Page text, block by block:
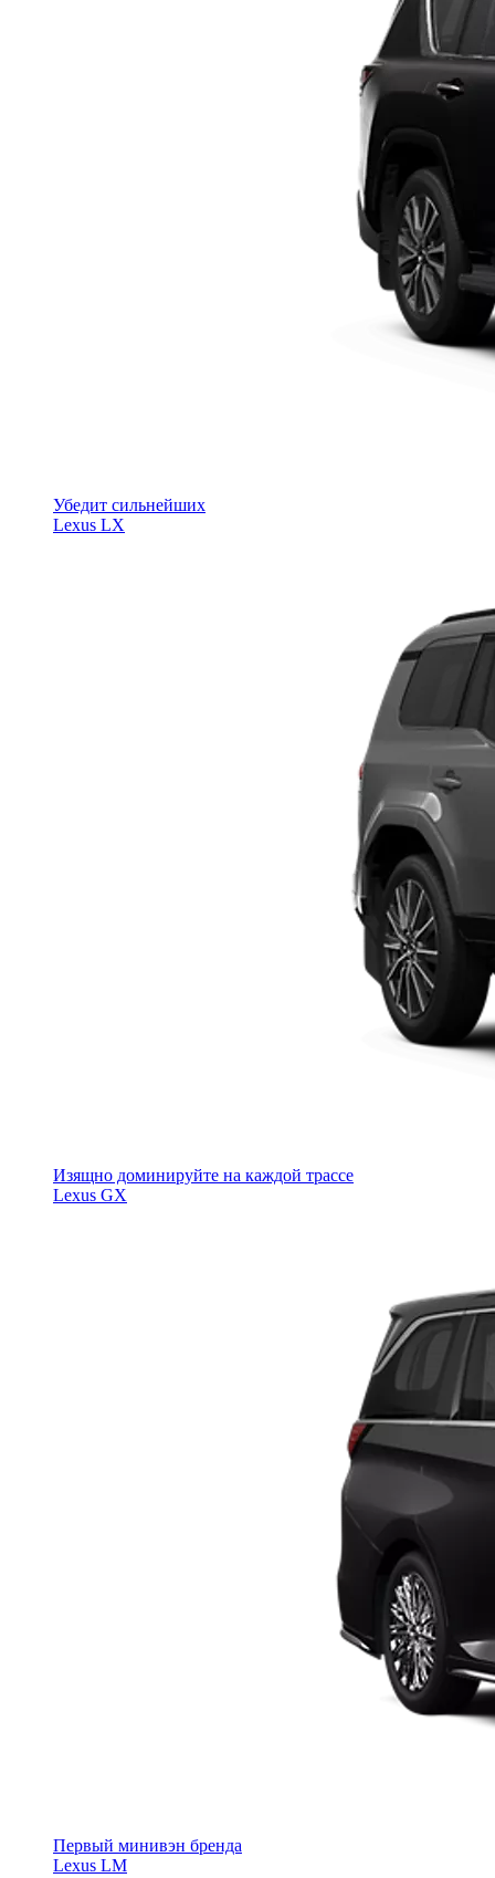
Убедит сильнейших
Lexus LX
Изящно доминируйте на каждой трассе
Lexus GX
Первый минивэн бренда
Lexus LM